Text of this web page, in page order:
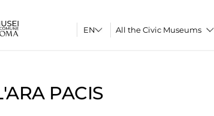
All the Civic Museums
PACIS